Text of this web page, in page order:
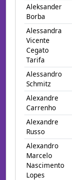
Aleksander
Borba
Alessandra
Vicente
Cegato
Tarifa
Alessandro
Schmitz
Alexandre
Carrenho
Alexandre
Russo
Alexandro
Marcelo
Nascimento
Lopes